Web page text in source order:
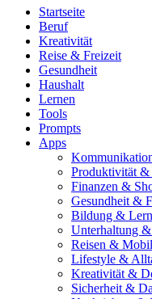
Startseite
Beruf
Kreativität
Reise & Freizeit
Gesundheit
Haushalt
Lernen
Tools
Prompts
Apps
Produktivität
Finanzen &
Gesundheit &
Bildung &
Unterhaltung
Reisen &
Lifestyle &
Kreativität &
Sicherheit &